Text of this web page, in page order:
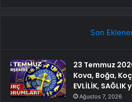
Son
23 Temmuz
Kova, Boğa,
EVLİLİK,
Ağustos 7, 2026